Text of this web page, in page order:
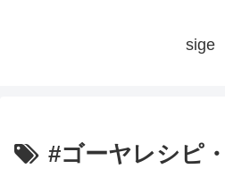
sige
#ゴーヤレシピ